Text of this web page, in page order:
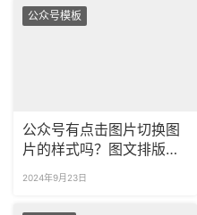
公众号模板
公众号有点击图片切换图
片的样式吗？图文排版样
2024年9月23日